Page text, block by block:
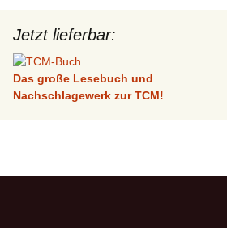
Jetzt lieferbar:
Das große Lesebuch und
Nachschlagewerk zur TCM!